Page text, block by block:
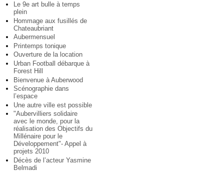
Le 9e art bulle à temps
plein
Hommage aux fusillés de
Chateaubriant
Aubermensuel
Printemps tonique
Ouverture de la location
Urban Football débarque à
Forest Hill
Bienvenue à Auberwood
Scénographie dans
l’espace
Une autre ville est possible
"Aubervilliers solidaire
avec le monde, pour la
réalisation des Objectifs du
Millénaire pour le
Développement"- Appel à
projets 2010
Décès de l’acteur Yasmine
Belmadi